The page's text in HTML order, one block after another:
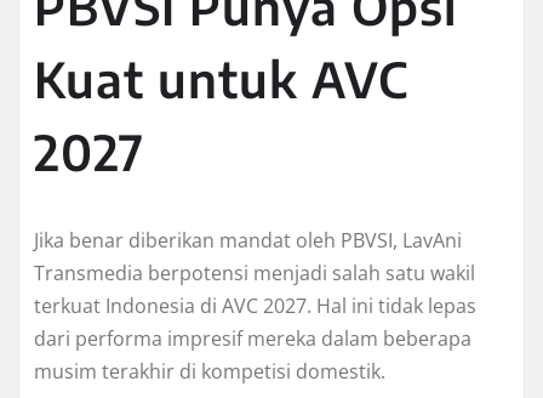
Kuat untuk AVC
2027
Jika benar diberikan mandat oleh PBVSI, LavAni
Transmedia berpotensi menjadi salah satu wakil
terkuat Indonesia di AVC 2027. Hal ini tidak lepas
dari performa impresif mereka dalam beberapa
musim terakhir di kompetisi domestik.